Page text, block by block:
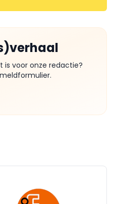
is voor onze redactie?